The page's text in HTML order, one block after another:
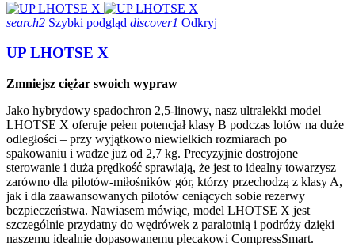
search2 Szybki podgląd discover1 Odkryj
UP LHOTSE X
Zmniejsz ciężar swoich wypraw
Jako hybrydowy spadochron 2,5-linowy, nasz ultralekki model
LHOTSE X oferuje pełen potencjał klasy B podczas lotów na duże
odległości – przy wyjątkowo niewielkich rozmiarach po
spakowaniu i wadze już od 2,7 kg. Precyzyjnie dostrojone
sterowanie i duża prędkość sprawiają, że jest to idealny towarzysz
zarówno dla pilotów-miłośników gór, którzy przechodzą z klasy A,
jak i dla zaawansowanych pilotów ceniących sobie rezerwy
bezpieczeństwa. Nawiasem mówiąc, model LHOTSE X jest
szczególnie przydatny do wędrówek z paralotnią i podróży dzięki
naszemu idealnie dopasowanemu plecakowi CompressSmart.